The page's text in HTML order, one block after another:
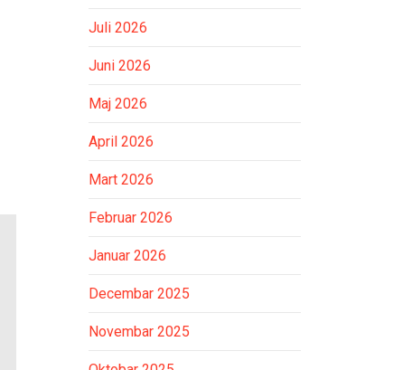
Juli 2026
Juni 2026
Maj 2026
April 2026
Mart 2026
Februar 2026
Januar 2026
Decembar 2025
Novembar 2025